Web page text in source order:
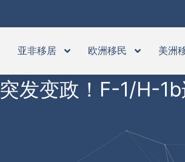
亚非移居 欧洲移民 美洲
突发变政！F-1/H-